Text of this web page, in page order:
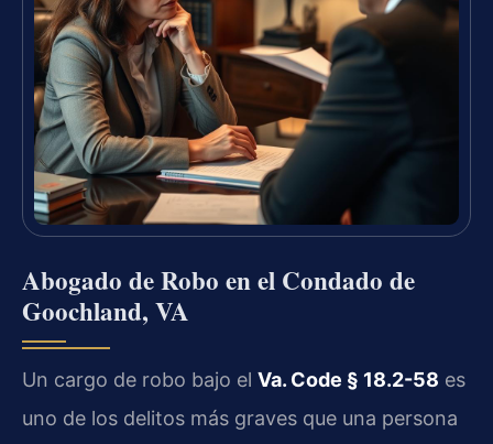
Abogado de Robo en el Condado de
Goochland, VA
Un cargo de robo bajo el Va. Code § 18.2-58 es
uno de los delitos más graves que una persona